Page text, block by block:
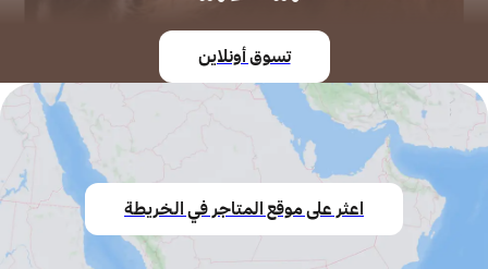
تسوق أونلاين
اعثر على موقع المتاجر في الخريطة